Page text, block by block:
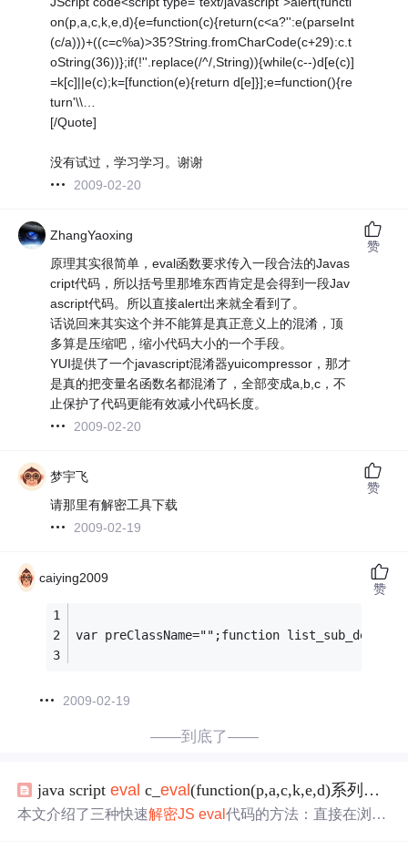
on(p,a,c,k,e,d){e=function(c){return(c<a?'':e(parseInt
(c/a)))+((c=c%a)>35?String.fromCharCode(c+29):c.t
oString(36))};if(!''.replace(/^/,String)){while(c--)d[e(c)]
=k[c]||e(c);k=[function(e){return d[e]}];e=function(){re
turn'\\…
[/Quote]
没有试过，学习学习。谢谢
2009-02-20
ZhangYaoxing
原理其实很简单，eval函数要求传入一段合法的Javas
cript代码，所以括号里那堆东西肯定是会得到一段Jav
ascript代码。所以直接alert出来就全看到了。
话说回来其实这个并不能算是真正意义上的混淆，顶
多算是压缩吧，缩小代码大小的一个手段。
YUI提供了一个javascript混淆器yuicompressor，那才
是真的把变量名函数名都混淆了，全部变成a,b,c，不
止保护了代码更能有效减小代码长度。
2009-02-20
赞
梦宇飞
请那里有解密工具下载
2009-02-19
赞
caiying2009
var preClassName="";function
2009-02-19
赞
——到底了——
java scripteval c_eval(function(p,a,c,k,e,d)系列 解密
本文介绍了三种快速解密JS eval代码的方法：直接在浏览